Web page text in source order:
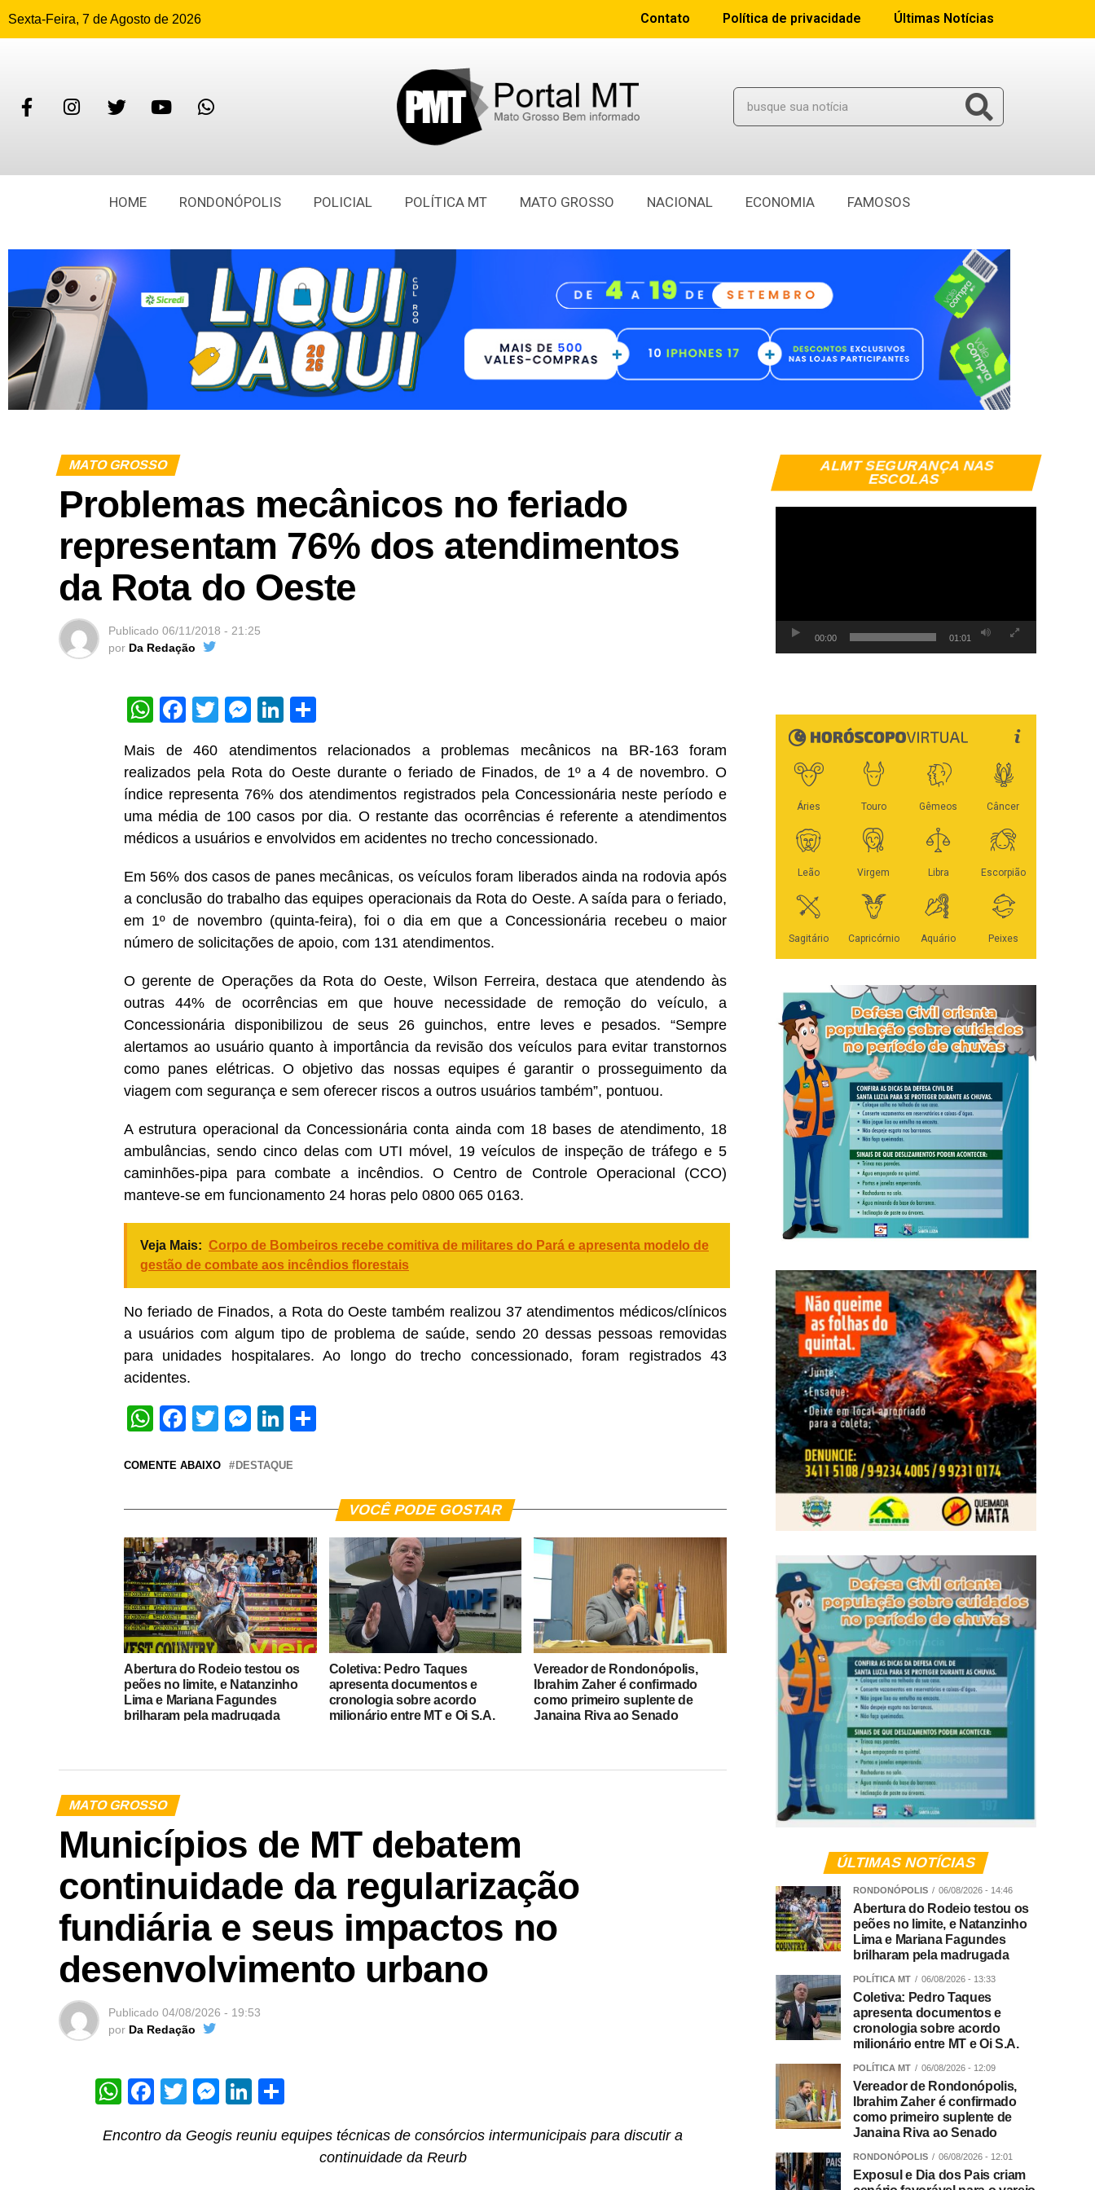
Sexta-Feira, 7 de Agosto de 2026 Contato Política de privacidade Últimas Notícias
HOME RONDONÓPOLIS POLICIAL POLÍTICA MT MATO GROSSO NACIONAL ECONOMIA FAMOSOS
MATO GROSSO
Problemas mecânicos no feriado
representam 76% dos atendimentos
da Rota do Oeste
Publicado 06/11/2018 - 21:25
por Da Redação
WhatsApp
Facebook
TwitterMessenger
LinkedIn
Mais de 460 atendimentos relacionados a problemas mecânicos na BR-163 foram
realizados pela Rota do Oeste durante o feriado de Finados, de 1º a 4 de novembro. O
índice representa 76% dos atendimentos registrados pela Concessionária neste período e
uma média de 100 casos por dia. O restante das ocorrências é referente a atendimentos
médicos a usuários e envolvidos em acidentes no trecho concessionado.
Em 56% dos casos de panes mecânicas, os veículos foram liberados ainda na rodovia após
a conclusão do trabalho das equipes operacionais da Rota do Oeste. A saída para o feriado,
em 1º de novembro (quinta-feira), foi o dia em que a Concessionária recebeu o maior
número de solicitações de apoio, com 131 atendimentos.
O gerente de Operações da Rota do Oeste, Wilson Ferreira, destaca que atendendo às
outras 44% de ocorrências em que houve necessidade de remoção do veículo, a
Concessionária disponibilizou de seus 26 guinchos, entre leves e pesados. “Sempre
alertamos ao usuário quanto à importância da revisão dos veículos para evitar transtornos
como panes elétricas. O objetivo das nossas equipes é garantir o prosseguimento da
viagem com segurança e sem oferecer riscos a outros usuários também”, pontuou.
A estrutura operacional da Concessionária conta ainda com 18 bases de atendimento, 18
ambulâncias, sendo cinco delas com UTI móvel, 19 veículos de inspeção de tráfego e 5
caminhões-pipa para combate a incêndios. O Centro de Controle Operacional (CCO)
manteve-se em funcionamento 24 horas pelo 0800 065 0163.
Veja Mais: Corpo de Bombeiros recebe comitiva de militares do Pará e apresenta modelo de
gestão de combate aos incêndios florestais
No feriado de Finados, a Rota do Oeste também realizou 37 atendimentos médicos/clínicos
a usuários com algum tipo de problema de saúde, sendo 20 dessas pessoas removidas
para unidades hospitalares. Ao longo do trecho concessionado, foram registrados 43
acidentes.
WhatsApp
Facebook
TwitterMessenger
LinkedIn
COMENTE ABAIXO DESTAQUE
VOCÊ PODE GOSTAR
Abertura do Rodeio testou os
peões no limite, e Natanzinho
Lima e Mariana Fagundes
brilharam pela madrugada
Coletiva: Pedro Taques
apresenta documentos e
cronologia sobre acordo
milionário entre MT e Oi S.A.
Vereador de Rondonópolis,
Ibrahim Zaher é confirmado
como primeiro suplente de
Janaina Riva ao Senado
MATO GROSSO
Municípios de MT debatem
continuidade da regularização
fundiária e seus impactos no
desenvolvimento urbano
Publicado 04/08/2026 - 19:53
por Da Redação
WhatsApp
Facebook
TwitterMessenger
LinkedIn
Encontro da Geogis reuniu equipes técnicas de consórcios intermunicipais para discutir a
continuidade da Reurb
ALMT SEGURANÇA NAS
ESCOLAS
Tocador
de
00:00 01:01
ÚLTIMAS NOTÍCIAS
RONDONÓPOLIS 06/08/2026 - 14:46
Abertura do Rodeio testou os
peões no limite, e Natanzinho
Lima e Mariana Fagundes
brilharam pela madrugada
POLÍTICA MT 06/08/2026 - 13:33
Coletiva: Pedro Taques
apresenta documentos e
cronologia sobre acordo
milionário entre MT e Oi S.A.
POLÍTICA MT 06/08/2026 - 12:09
Vereador de Rondonópolis,
Ibrahim Zaher é confirmado
como primeiro suplente de
Janaina Riva ao Senado
RONDONÓPOLIS 06/08/2026 - 12:01
Exposul e Dia dos Pais criam